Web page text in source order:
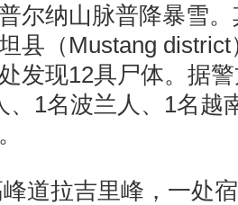
尔纳山脉普降暴雪
县（Mustang
发现12具尸体。据
、1名波兰人、1名越
道拉吉里峰，一处